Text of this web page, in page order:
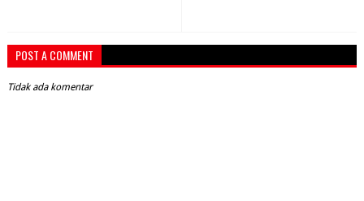
POST A COMMENT
Tidak ada komentar